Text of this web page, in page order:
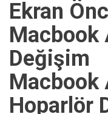
Ekran
Macbook
Değişim
Macbook
Hoparlör